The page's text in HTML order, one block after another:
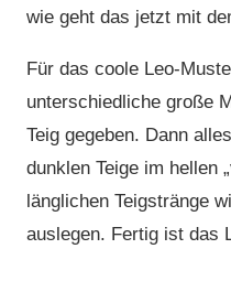
wie geht das jetzt mit
Für das coole Leo-
unterschiedliche große
Teig gegeben. Dann
dunklen Teige im hellen
länglichen Teigstränge
auslegen. Fertig ist das